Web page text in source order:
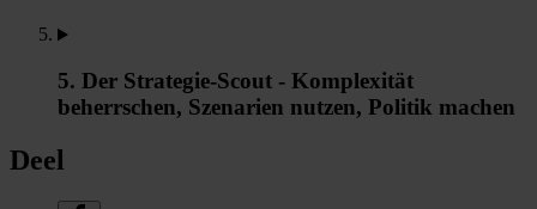
5. Der Strategie-Scout - Komplexität
beherrschen, Szenarien nutzen, Politik machen
Deel